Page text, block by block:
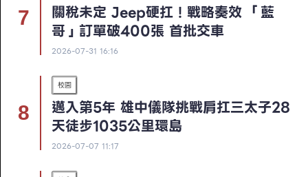
關稅未定 Jeep硬扛！戰略奏效 「藍
哥」訂單破400張 首批交車
2026-07-31 16:16
校園
邁入第5年 雄中儀隊挑戰肩扛三太子28
天徒步1035公里環島
2026-07-07 11:17